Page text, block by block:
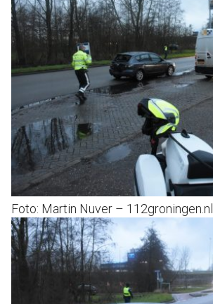
Foto: Martin Nuver – 112groningen.nl